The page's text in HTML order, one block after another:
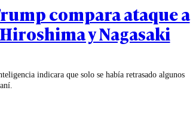
compara ataque a
y Nagasaki
indicara que solo se había retrasado algunos